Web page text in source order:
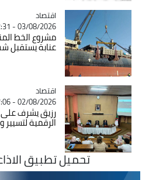
Catégorie
اقتصاد
03/08/2026 - 22:31
مشروع الخط
عنابة يستقبل
Catégorie
اقتصاد
02/08/2026 - 17:06
رزيق يشرف على
الرقمية لتسيير
تحميل تطبيق